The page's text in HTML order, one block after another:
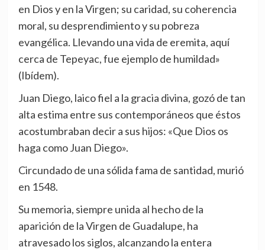
en Dios y en la Virgen; su caridad, su coherencia
moral, su desprendimiento y su pobreza
evangélica. Llevando una vida de eremita, aquí
cerca de Tepeyac, fue ejemplo de humildad»
(Ibídem).
Juan Diego, laico fiel a la gracia divina, gozó de tan
alta estima entre sus contemporáneos que éstos
acostumbraban decir a sus hijos: «Que Dios os
haga como Juan Diego».
Circundado de una sólida fama de santidad, murió
en 1548.
Su memoria, siempre unida al hecho de la
aparición de la Virgen de Guadalupe, ha
atravesado los siglos, alcanzando la entera